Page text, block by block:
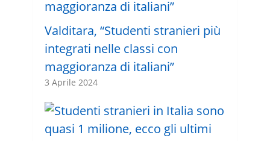
Valditara, “Studenti stranieri più
integrati nelle classi con
maggioranza di italiani”
3 Aprile 2024